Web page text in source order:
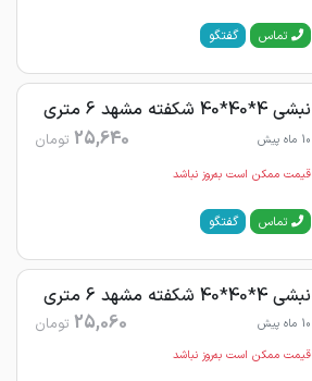
تماس گفتگو
نبشی 4*40*40 شکفته مشهد 6 متری
10 ماه پیش 25,640 تومان
قیمت ممکن است به‌روز نباشد
تماس گفتگو
نبشی 4*40*40 شکفته مشهد 6 متری
10 ماه پیش 25,060 تومان
قیمت ممکن است به‌روز نباشد